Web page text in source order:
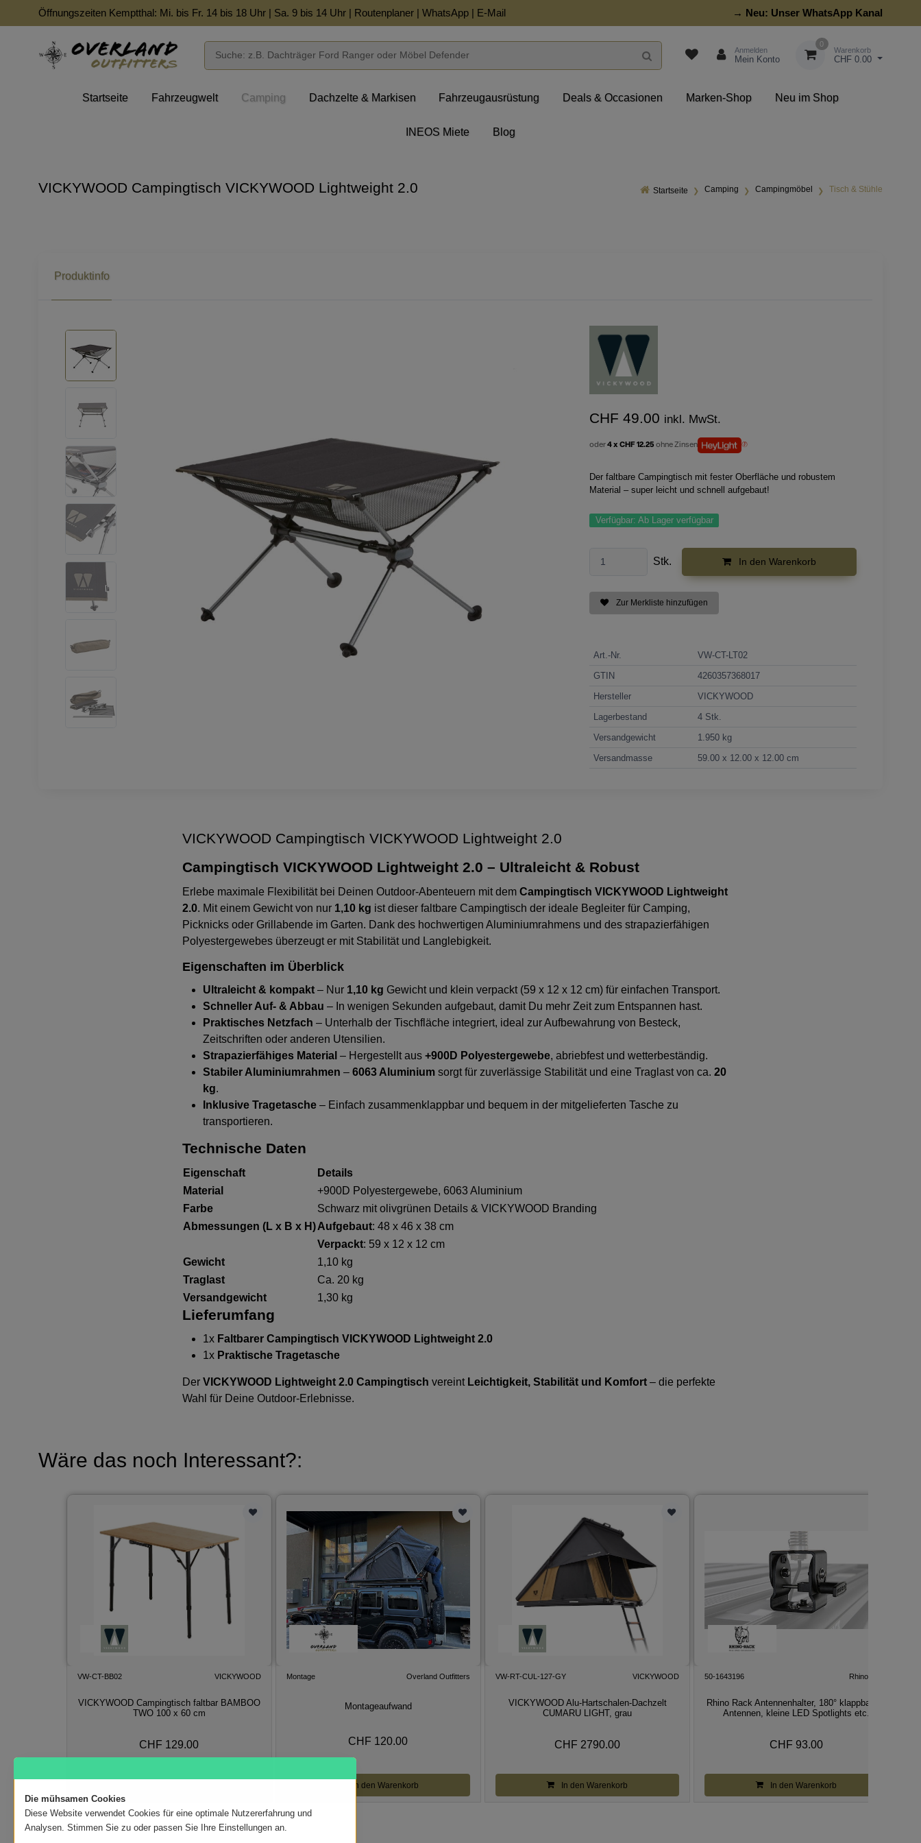
Öffnungszeiten Kemptthal: Mi. bis Fr. 14 bis 18 Uhr | Sa. 9 bis 14 Uhr | Routenplaner | WhatsApp | E-Mail → Neu: Unser WhatsApp Kanal
Anmelden
Mein Konto
0
Warenkorb
CHF 0.00
Startseite Fahrzeugwelt Camping Dachzelte & Markisen Fahrzeugausrüstung Deals & Occasionen Marken-Shop Neu im Shop
INEOS Miete Blog
Startseite Camping Campingmöbel Tisch & Stühle
VICKYWOOD Campingtisch VICKYWOOD Lightweight 2.0
Produktinfo
CHF 49.00 inkl. MwSt.
oder4 x CHF 12.25ohne Zinsen
Der faltbare Campingtisch mit fester Oberfläche und robustem
Material – super leicht und schnell aufgebaut!
Verfügbar: Ab Lager verfügbar
Stk. In den Warenkorb
Zur Merkliste hinzufügen
Art.-Nr.
VW-CT-LT02
GTIN
4260357368017
Hersteller
VICKYWOOD
Lagerbestand
4 Stk.
Versandgewicht
1.950 kg
Versandmasse
59.00 x 12.00 x 12.00 cm
VICKYWOOD Campingtisch VICKYWOOD Lightweight 2.0
Campingtisch VICKYWOOD Lightweight 2.0 – Ultraleicht & Robust
Erlebe maximale Flexibilität bei Deinen Outdoor-Abenteuern mit demCampingtisch VICKYWOOD Lightweight
2.0. Mit einem Gewicht von nur 1,10 kg ist dieser faltbare Campingtisch der ideale Begleiter für Camping,
Picknicks oder Grillabende im Garten. Dank des hochwertigen Aluminiumrahmens und des strapazierfähigen
Polyestergewebes überzeugt er mit Stabilität und Langlebigkeit.
Eigenschaften im Überblick
Ultraleicht & kompakt – Nur 1,10 kg Gewicht und klein verpackt (59 x 12 x 12 cm) für einfachen Transport.
Schneller Auf- & Abbau – In wenigen Sekunden aufgebaut, damit Du mehr Zeit zum Entspannen hast.
Praktisches Netzfach – Unterhalb der Tischfläche integriert, ideal zur Aufbewahrung von Besteck,
Zeitschriften oder anderen Utensilien.
Strapazierfähiges Material – Hergestellt aus+900D Polyestergewebe, abriebfest und wetterbeständig.
Stabiler Aluminiumrahmen –6063 Aluminium sorgt für zuverlässige Stabilität und eine Traglast von ca.20
kg.
Inklusive Tragetasche – Einfach zusammenklappbar und bequem in der mitgelieferten Tasche zu
transportieren.
Technische Daten
Eigenschaft
Details
Material
+900D Polyestergewebe, 6063 Aluminium
Farbe
Schwarz mit olivgrünen Details & VICKYWOOD Branding
Abmessungen (L x B x H)Aufgebaut: 48 x 46 x 38 cm
Verpackt: 59 x 12 x 12 cm
Gewicht
1,10 kg
Traglast
Ca. 20 kg
Versandgewicht
1,30 kg
Lieferumfang
1x Faltbarer Campingtisch VICKYWOOD Lightweight 2.0
1x Praktische Tragetasche
DerVICKYWOOD Lightweight 2.0 Campingtisch vereint Leichtigkeit, Stabilität und Komfort – die perfekte
Wahl für Deine Outdoor-Erlebnisse.
Wäre das noch Interessant?:
VW-CT-BB02 VICKYWOOD
VICKYWOOD Campingtisch faltbar BAMBOO
TWO 100 x 60 cm
CHF 129.00
Montage Overland Outfitters
Montageaufwand
CHF 120.00
In den Warenkorb
VW-RT-CUL-127-GY VICKYWOOD
VICKYWOOD Alu-Hartschalen-Dachzelt
CUMARU LIGHT, grau
CHF 2790.00
In den Warenkorb
50-1643196 Rhino Rack
Rhino Rack Antennenhalter, 180° klappbar für
Antennen, kleine LED Spotlights etc.
CHF 93.00
In den Warenkorb
Die mühsamen Cookies
Diese Website verwendet Cookies für eine optimale Nutzererfahrung und
Analysen. Stimmen Sie zu oder passen Sie Ihre Einstellungen an.